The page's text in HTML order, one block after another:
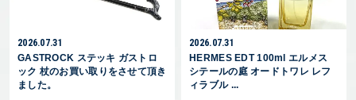
2026.07.31
GASTROCK ステッキ ガストロ
ック 杖のお買い取りをさせて頂き
ました。
2026.07.31
HERMES EDT 100ml エルメス
シテールの庭 オードトワレ レフ
ィラブル ...